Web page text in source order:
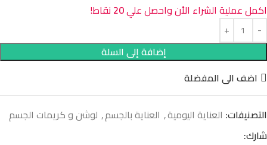
اكمل عملية الشراء الأن واحصل علي20 نقاط!
إضافة إلى السلة
اضف الى المفضلة
التصنيفات: العناية اليومية, العناية بالجسم, لوشن و كريمات الجسم
شارك: